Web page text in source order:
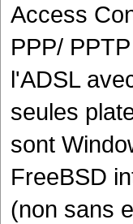
Access
PPP/
l'ADSL
seules
sont
FreeBSD
(non sans